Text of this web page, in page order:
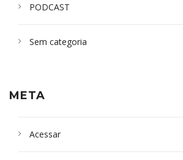
PODCAST
Sem categoria
META
Acessar